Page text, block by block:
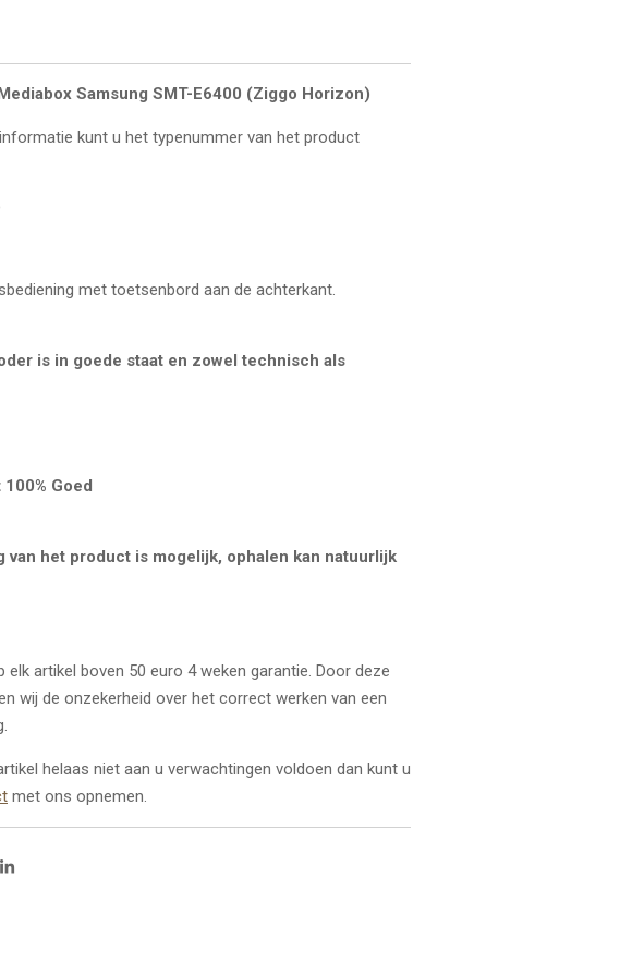
Samsung SMT-E6400 (Ziggo Horizon)
kunt u het typenummer van het product
met toetsenbord aan de achterkant.
is in goede staat en zowel technisch als
Goed
van het product is mogelijk, ophalen kan natuurlijk
elk artikel boven 50 euro 4 weken garantie. Door deze
wij de onzekerheid over het correct werken van een
helaas niet aan u verwachtingen voldoen dan kunt u
met ons opnemen.
S